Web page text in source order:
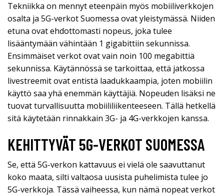
Tekniikka on mennyt eteenpäin myös mobiiliverkkojen
osalta ja 5G-verkot Suomessa ovat yleistymässä. Niiden
etuna ovat ehdottomasti nopeus, joka tulee
lisääntymään vähintään 1 gigabittiin sekunnissa.
Ensimmäiset verkot ovat vain noin 100 megabittiä
sekunnissa. Käytännössä se tarkoittaa, että jatkossa
livestreemit ovat entistä laadukkaampia, joten mobiilin
käyttö saa yhä enemmän käyttäjiä. Nopeuden lisäksi ne
tuovat turvallisuutta mobiililiikenteeseen. Tällä hetkellä
sitä käytetään rinnakkain 3G- ja 4G-verkkojen kanssa.
KEHITTYVÄT 5G-VERKOT SUOMESSA
Se, että 5G-verkon kattavuus ei vielä ole saavuttanut
koko maata, silti valtaosa uusista puhelimista tulee jo
5G-verkkoja. Tässä vaiheessa, kun nämä nopeat verkot